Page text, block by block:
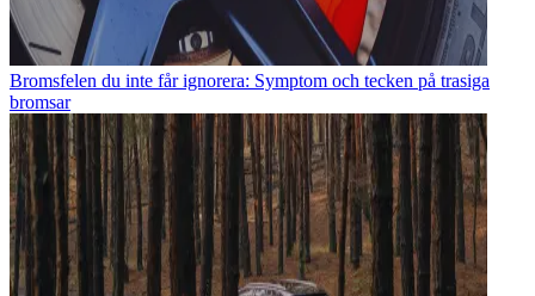
Bromsfelen du inte får ignorera: Symptom och tecken på trasiga
bromsar